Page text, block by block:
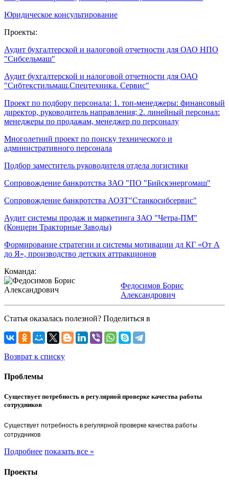
Юридическое консультирование
Проекты:
Аудит бухгалтерской и налоговой отчетности для ОАО НПО
"Сибсельмаш"
Аудит бухгалтерской и налоговой отчетности для ОАО
"Сибтекстильмаш.Спецтехника. Сервис"
Проект по подбору персонала: 1. топ-менеджеры: финансовый
директор, руководитель направления; 2. линейный персонал:
менеджеры по продажам, менеджер по персоналу
Многолетний проект по поиску технического и
административного персонала
Подбор заместитель руководителя отдела логистики
Сопровождение банкротства ЗАО "ПО "Бийскэнергомаш"
Сопровождение банкротства АОЗТ"Станкосибсервис"
Аудит системы продаж и маркетинга ЗАО "Четра-ПМ"
(Концерн Тракторные Заводы)
Формирование стратегии и системы мотивации дл КГ «От А
до Я», производство детских аттракционов
Команда:
Федосимов Борис
Александрович
Статья оказалась полезной? Поделиться в
Возврат к списку
Проблемы
Существует потребность в регулярной проверке качества работы
сотрудников
Существует потребность в регулярной проверке качества работы
сотрудников
Подробнее показать все »
Проекты